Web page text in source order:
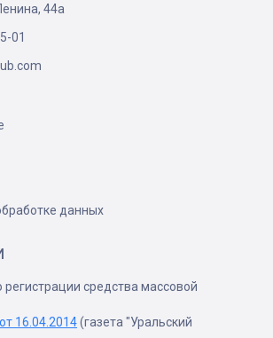
44а
01
данных
регистрации средства массовой
16.04.2014(газета "Уральский